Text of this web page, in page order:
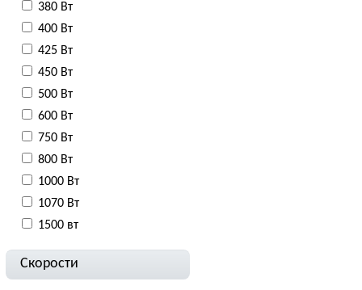
380 Вт
400 Вт
425 Вт
450 Вт
500 Вт
600 Вт
750 Вт
800 Вт
1000 Вт
1070 Вт
1500 вт
Скорости